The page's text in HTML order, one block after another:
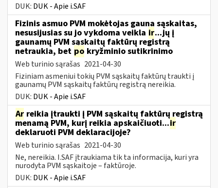
DUK: DUK - Apie i.SAF
Fizinis asmuo PVM mokėtojas gauna sąskaitas,
nesusijusias su jo vykdoma veikla ir...jų į
gaunamų PVM sąskaitų faktūrų registrą
netraukia, bet po kryžminio sutikrinimo
Web turinio sąrašas 2021-04-30
Fiziniam asmeniui tokių PVM sąskaitų faktūrų traukti į
gaunamų PVM sąskaitų faktūrų registrą nereikia.
DUK: DUK - Apie i.SAF
Ar reikia įtraukti į PVM sąskaitų faktūrų registrą
menamą PVM, kurį reikia apskaičiuoti...ir
deklaruoti PVM deklaracijoje?
Web turinio sąrašas 2021-04-30
Ne, nereikia. I.SAF įtraukiama tik ta informacija, kuri yra
nurodyta PVM sąskaitoje – faktūroje.
DUK: DUK - Apie i.SAF